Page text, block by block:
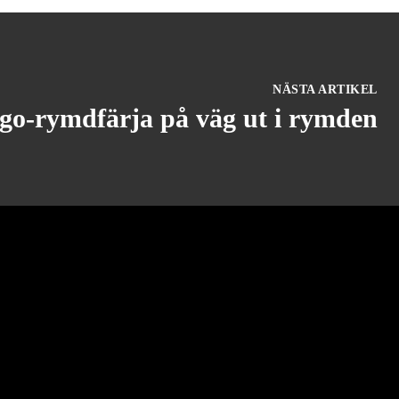
NÄSTA ARTIKEL
rymdfärja på väg ut i rymden